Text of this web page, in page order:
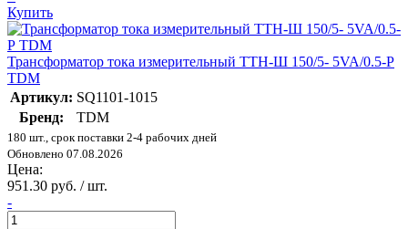
Купить
Трансформатор тока измерительный ТТН-Ш 150/5- 5VA/0.5-Р
TDM
Артикул: SQ1101-1015
Бренд:
TDM
180 шт., срок поставки 2-4 рабочих дней
Обновлено 07.08.2026
Цена:
951.30 руб. / шт.
-